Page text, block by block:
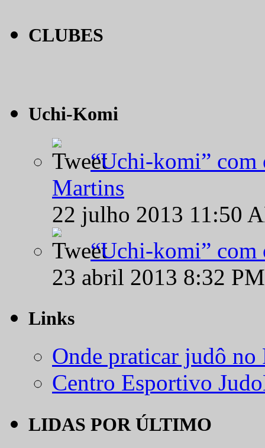
CLUBES
Uchi-Komi
“Uchi-komi” com
Martins
22 julho 2013 11:50
“Uchi-komi” com
23 abril 2013 8:32
Links
Onde praticar judô
Centro Esportivo
LIDAS POR ÚLTIMO